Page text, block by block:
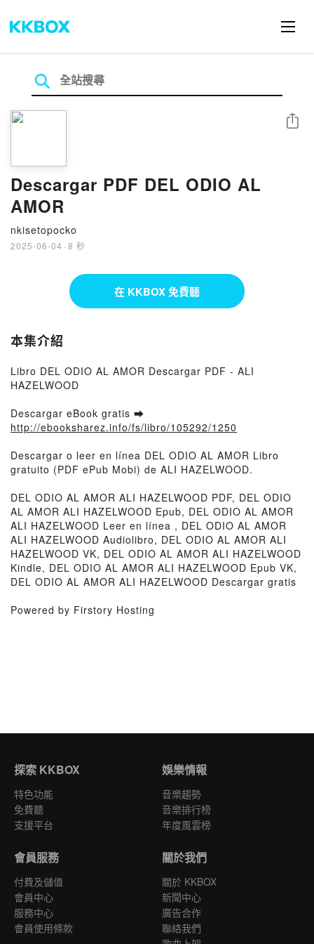
Descargar PDF DEL ODIO AL
AMOR
nkisetopocko
2025-06-04 · 8 秒
分享
在 KKBOX 免費聽
本集介紹
Libro DEL ODIO AL AMOR Descargar PDF - ALI
HAZELWOOD
Descargar eBook gratis ➡
http://ebooksharez.info/fs/libro/105292/1250
Descargar o leer en línea DEL ODIO AL AMOR Libro
gratuito (PDF ePub Mobi) de ALI HAZELWOOD.
DEL ODIO AL AMOR ALI HAZELWOOD PDF, DEL ODIO
AL AMOR ALI HAZELWOOD Epub, DEL ODIO AL AMOR
ALI HAZELWOOD Leer en línea , DEL ODIO AL AMOR
ALI HAZELWOOD Audiolibro, DEL ODIO AL AMOR ALI
HAZELWOOD VK, DEL ODIO AL AMOR ALI HAZELWOOD
Kindle, DEL ODIO AL AMOR ALI HAZELWOOD Epub VK,
DEL ODIO AL AMOR ALI HAZELWOOD Descargar gratis
Powered by Firstory Hosting
探索 KKBOX
特色功能
免費聽
支援平台
娛樂情報
音樂趨勢
音樂排行榜
年度風雲榜
會員服務
付費及儲值
會員中心
服務中心
會員使用條款
關於我們
關於 KKBOX
新聞中心
廣告合作
聯絡我們